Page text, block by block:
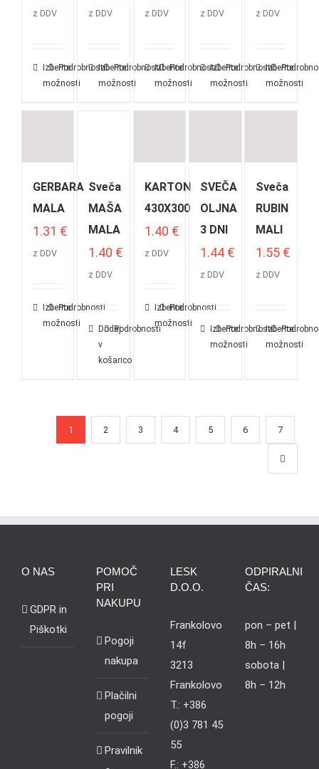
z DDV
Izberite
možnosti
Podrobnosti
z DDV
Izberite
možnosti
Podrobnosti
z DDV
Izberite
možnosti
Podrobnosti
z DDV
Izberite
možnosti
Podrobnosti
z DDV
Izberite
možnosti
GERBARA
MALA
1.31 €
z DDV
Izberite
možnosti
Podrobnosti
Sveča
MAŠA
MALA
1.40 €
z DDV
Dodaj
v
košarico
Podrobnosti
KARTON
430X300
1.40 €
z DDV
Izberite
možnosti
Podrobnosti
SVEČA
OLJNA
3 DNI
1.44 €
z DDV
Izberite
možnosti
Podrobnosti
Sveča
RUBIN
MALI
1.55 €
z DDV
Izberite
možnosti
1 2 3 4 5 6 7
O NAS
GDPR in
Piškotki
POMOČ
PRI
NAKUPU
Pogoji
nakupa
Plačilni
pogoji
Pravilnik
LESK
D.O.O.
Frankolovo
14f
3213
Frankolovo
T.: +386
(0)3 781 45
55
F.: +386
ODPIRALNI
ČAS:
pon – pet |
8h – 16h
sobota |
8h – 12h